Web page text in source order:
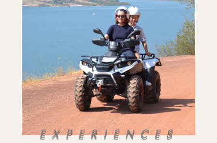
EXPERIENCES